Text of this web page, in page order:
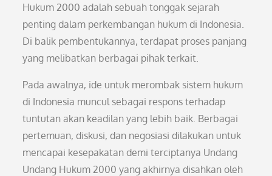
Hukum 2000 adalah sebuah tonggak sejarah
penting dalam perkembangan hukum di Indonesia.
Di balik pembentukannya, terdapat proses panjang
yang melibatkan berbagai pihak terkait.
Pada awalnya, ide untuk merombak sistem hukum
di Indonesia muncul sebagai respons terhadap
tuntutan akan keadilan yang lebih baik. Berbagai
pertemuan, diskusi, dan negosiasi dilakukan untuk
mencapai kesepakatan demi terciptanya Undang
Undang Hukum 2000 yang akhirnya disahkan oleh